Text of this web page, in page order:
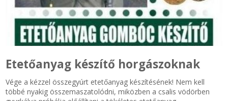
Zsinór Körszelvényű tömítőzsinórok
KÁBELVEZETŐ GUMI - HATÁROLÓK
SIMÍTÓZÁRAS TASAK
Etetőanyag készítő horgászoknak
Vége a kézzel összegyúrt etetőanyag készítésének! Nem kell
többé nyakig összemaszatolódni, miközben a csalis vödörben